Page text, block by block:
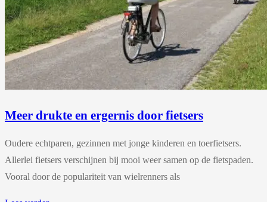
Meer drukte en ergernis door fietsers
Oudere echtparen, gezinnen met jonge kinderen en toerfietsers.
Allerlei fietsers verschijnen bij mooi weer samen op de fietspaden.
Vooral door de populariteit van wielrenners als